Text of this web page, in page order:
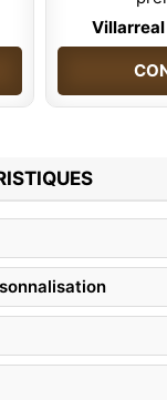
Villarreal